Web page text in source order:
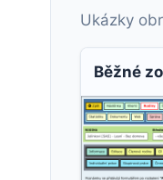
Ukázky
Běžné